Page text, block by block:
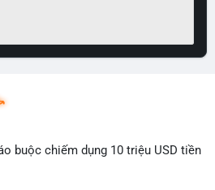
buộc chiếm dụng 10 triệu USD tiền